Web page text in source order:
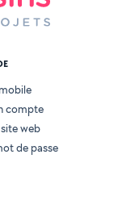
compte
web
de passe